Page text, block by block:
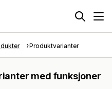
Produktvarianter
med funksjoner